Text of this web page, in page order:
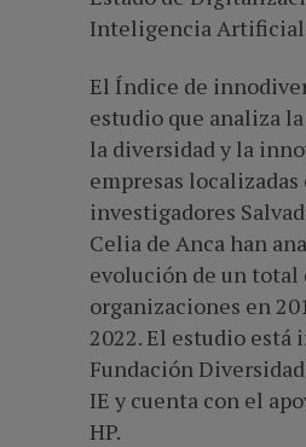
Inteligencia
El Índice de
estudio que analiza
la diversidad y la
empresas localizadas
investigadores
Celia de Anca han
evolución de un total
organizaciones en
2022. El estudio está
Fundación
IE y cuenta con el
HP.